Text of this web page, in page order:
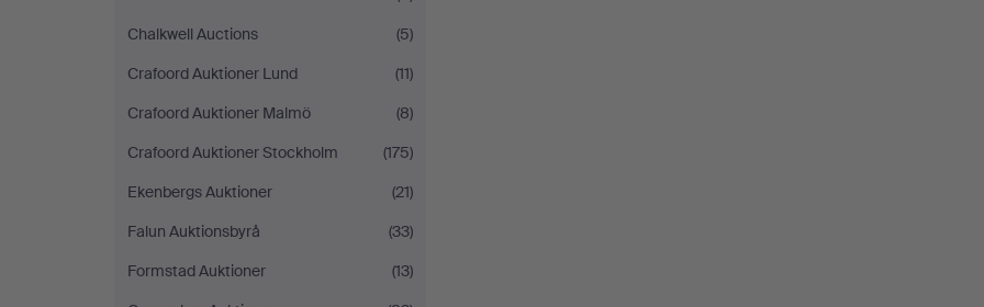
Chalkwell Auctions
(5)
Crafoord Auktioner Lund
(11)
Crafoord Auktioner Malmö
(8)
Crafoord Auktioner Stockholm
(175)
Ekenbergs Auktioner
(21)
Falun Auktionsbyrå
(33)
Formstad Auktioner
(13)